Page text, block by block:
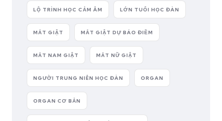
LỘ TRÌNH HỌC CẢM ÂM LỚN TUỔI HỌC ĐÀN
MẮT GIẬT MẮT GIẬT DỰ BÁO ĐIỀM
MẮT NAM GIẬT MẮT NỮ GIẬT
NGƯỜI TRUNG NIÊN HỌC ĐÀN ORGAN
ORGAN CƠ BẢN